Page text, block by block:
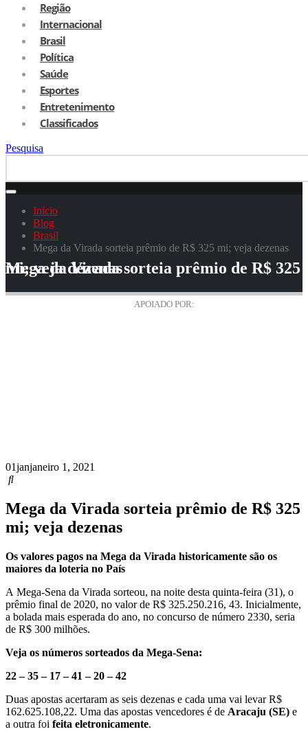
Região
Internacional
Brasil
Política
Saúde
Esportes
Entretenimento
Classificados
Pesquisa
Início
Blog
Brasil
Mega da Virada sorteia prêmio de R$ 325 mi; veja dezenas
Mega da Virada sorteia prêmio de R$ 325 mi; veja dezenas
APOIADO POR:
01janjaneiro 1, 2021
Mega da Virada sorteia prêmio de R$ 325
mi; veja dezenas
Os valores pagos na Mega da Virada historicamente são os
maiores da loteria no País
A Mega-Sena da Virada sorteou, na noite desta quinta-feira (31), o
prêmio final de 2020, no valor de R$ 325.250.216, 43. Inicialmente,
a bolada mais esperada do ano, no concurso de número 2330, seria
de R$ 300 milhões.
Veja os números sorteados da Mega-Sena:
22 – 35 – 17 – 41 – 20 – 42
Duas apostas acertaram as seis dezenas e cada uma vai levar R$
162.625.108,22. Uma das apostas vencedores é de Aracaju (SE) e
a outra foi feita eletronicamente.